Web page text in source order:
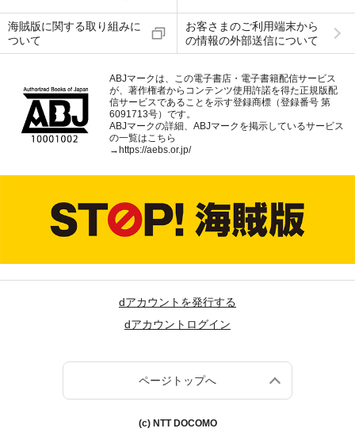
海賊版に関する取り組みに
ついて
お客さまのご利用端末から
の情報の外部送信について
ABJマークは、この電子書店・電子書籍配信サービス
が、著作権者からコンテンツ使用許諾を得た正規版配
信サービスであることを示す登録商標（登録番号 第
6091713号）です。
ABJマークの詳細、ABJマークを掲示しているサービス
の一覧はこちら
→ https://aebs.or.jp/
dアカウントを発行する
dアカウントログイン
ページトップへ
(c) NTT DOCOMO